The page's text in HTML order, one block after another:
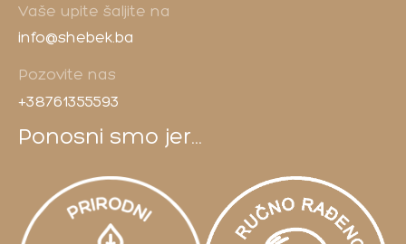
Vaše upite šaljite na
info@shebek.ba
Pozovite nas
+38761355593
Ponosni smo jer...